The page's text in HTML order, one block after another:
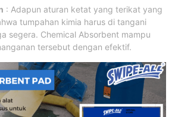
: Adapun aturan ketat yang terikat yang
tumpahan kimia harus di tangani
segera. Chemical Absorbent mampu
tersebut dengan efektif.